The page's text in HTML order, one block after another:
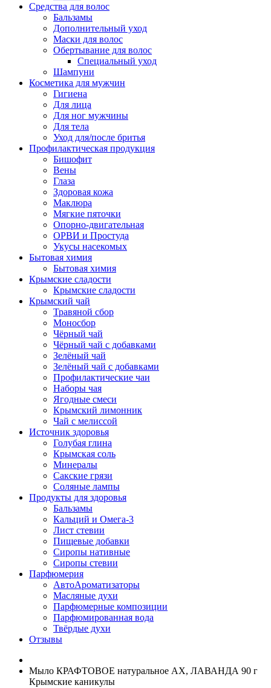
Средства для волос
Бальзамы
Дополнительный уход
Маски для волос
Обертывание для волос
Специальный уход
Шампуни
Косметика для мужчин
Гигиена
Для лица
Для ног мужчины
Для тела
Уход для/после бритья
Профилактическая продукция
Бишофит
Вены
Глаза
Здоровая кожа
Маклюра
Мягкие пяточки
Опорно-двигательная
ОРВИ и Простуда
Укусы насекомых
Бытовая химия
Бытовая химия
Крымские сладости
Крымские сладости
Крымский чай
Травяной сбор
Моносбор
Чёрный чай
Чёрный чай с добавками
Зелёный чай
Зелёный чай с добавками
Профилактические чаи
Наборы чая
Ягодные смеси
Крымский лимонник
Чай с мелиссой
Источник здоровья
Голубая глина
Крымская соль
Минералы
Сакские грязи
Соляные лампы
Продукты для здоровья
Бальзамы
Кальций и Омега-3
Лист стевии
Пищевые добавки
Сиропы нативные
Сиропы стевии
Парфюмерия
АвтоАроматизаторы
Масляные духи
Парфюмерные композиции
Парфюмированная вода
Твёрдые духи
Отзывы
Мыло КРАФТОВОЕ натуральное АХ, ЛАВАНДА 90 г
Крымские каникулы